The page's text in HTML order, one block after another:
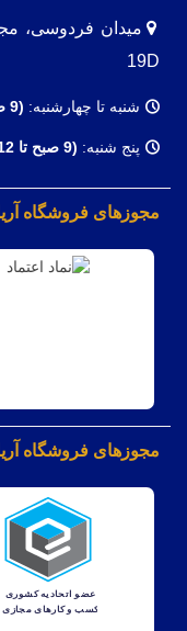
19D
شنبه تا چهارشنبه: (9
پنج شنبه: (9 صبح تا 12 بعدازظهر)
مجوزهای فروشگاه
مجوزهای فروشگاه